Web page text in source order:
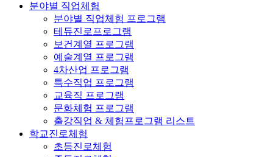
분야별 직업체험
분야별 직업체험 프로그램
테듀진로프로그램
보건계열 프로그램
예술계열 프로그램
4차산업 프로그램
특수직업 프로그램
교육직 프로그램
문화체험 프로그램
출강직업 & 체험프로그램 리스트
학교진로체험
초등진로체험